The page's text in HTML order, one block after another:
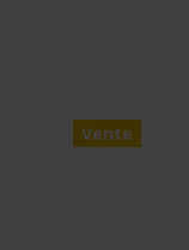
Vente